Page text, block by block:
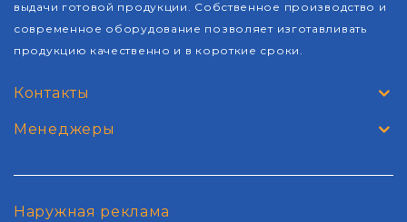
Наружная реклама
выдачи готовой продукции. Собственное производство и
современное оборудование позволяет изготавливать
продукцию качественно и в короткие сроки.
Контакты
Менеджеры